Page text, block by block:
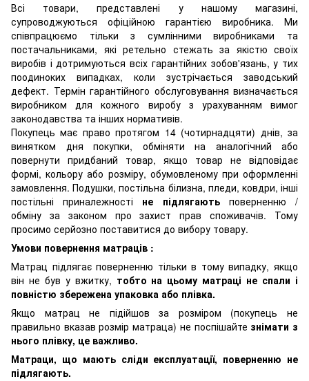
Всі товари, представлені у нашому магазині,
супроводжуються офіційною гарантією виробника. Ми
співпрацюємо тільки з сумлінними виробниками та
постачальниками, які ретельно стежать за якістю своїх
виробів і дотримуються всіх гарантійних зобов'язань, у тих
поодиноких випадках, коли зустрічається заводський
дефект. Термін гарантійного обслуговування визначається
виробником для кожного виробу з урахуванням вимог
законодавства та інших нормативів.
Покупець має право протягом 14 (чотирнадцяти) днів, за
винятком дня покупки, обміняти на аналогічний або
повернути придбаний товар, якщо товар не відповідає
формі, кольору або розміру, обумовленому при оформленні
замовлення. Подушки, постільна білизна, пледи, ковдри, інші
постільні приналежності не підлягаютьповерненню /
обміну за законом про захист прав споживачів. Тому
просимо серйозно поставитися до вибору товару.
Умови повернення матраців :
Матрац підлягає поверненню тільки в тому випадку, якщо
він не був у вжитку, тобто на цьому матраці не спали і
повністю збережена упаковка або плівка.
Якщо матрац не підійшов за розміром (покупець не
правильно вказав розмір матраца) не поспішайте знімати з
нього плівку, це важливо.
Матраци, що мають сліди експлуатації, поверненню не
підлягають.